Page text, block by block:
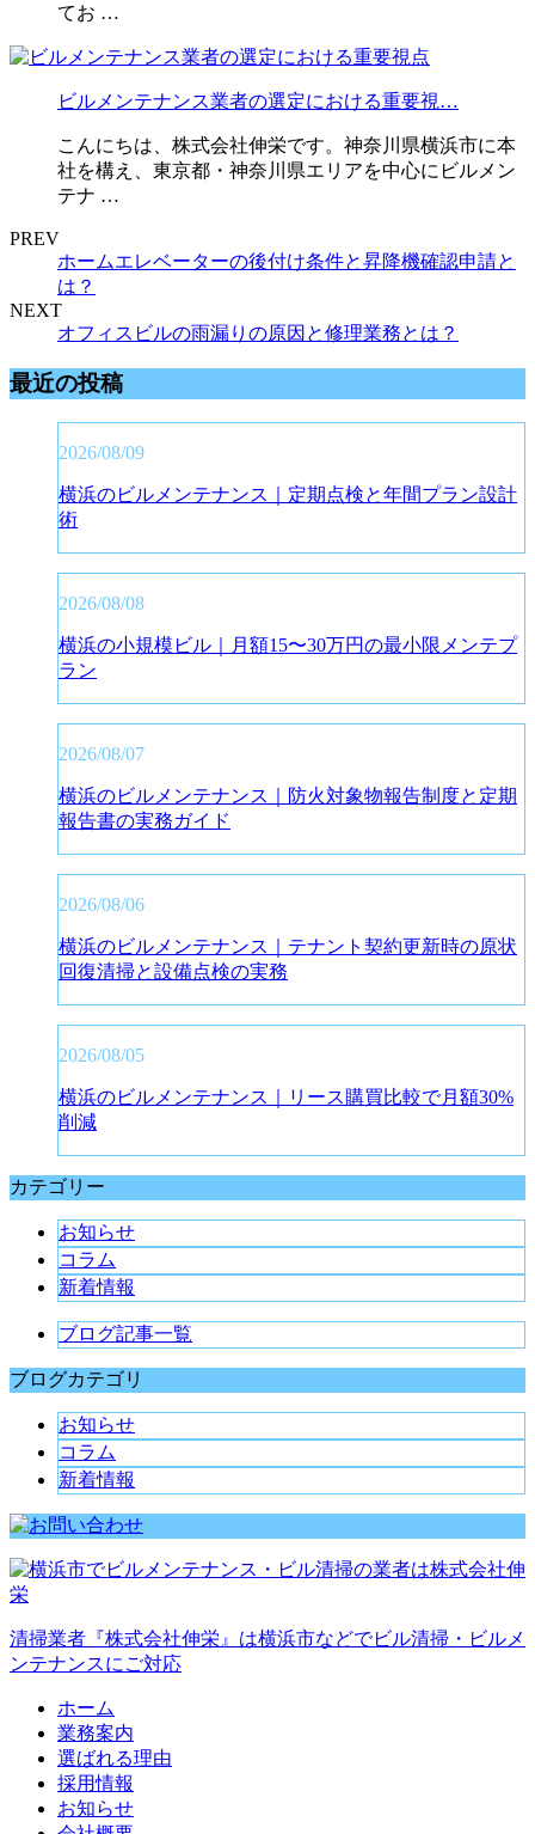
てお …
ビルメンテナンス業者の選定における重要視…
こんにちは、株式会社伸栄です。神奈川県横浜市に本
社を構え、東京都・神奈川県エリアを中心にビルメン
テナ …
PREV
ホームエレベーターの後付け条件と昇降機確認申請と
は？
NEXT
オフィスビルの雨漏りの原因と修理業務とは？
最近の投稿
2026/08/09
横浜のビルメンテナンス｜定期点検と年間プラン設計
術
2026/08/08
横浜の小規模ビル｜月額15〜30万円の最小限メンテプ
ラン
2026/08/07
横浜のビルメンテナンス｜防火対象物報告制度と定期
報告書の実務ガイド
2026/08/06
横浜のビルメンテナンス｜テナント契約更新時の原状
回復清掃と設備点検の実務
2026/08/05
横浜のビルメンテナンス｜リース購買比較で月額30%
削減
カテゴリー
お知らせ
コラム
新着情報
ブログ記事一覧
ブログカテゴリ
お知らせ
コラム
新着情報
清掃業者『株式会社伸栄』は横浜市などでビル清掃・ビルメ
ンテナンスにご対応
ホーム
業務案内
選ばれる理由
採用情報
お知らせ